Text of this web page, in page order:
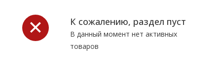
К сожалению, раздел пуст
В данный момент нет активных
товаров